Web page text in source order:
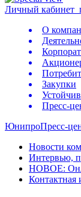
Личный кабинет
О
Закупки
Пресс-
ЮнипроПресс-
Новости
Интервью,
НОВОЕ:
Контактная